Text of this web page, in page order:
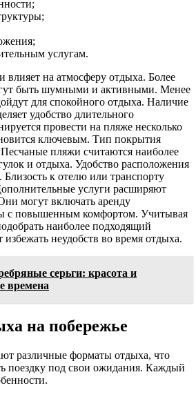
услугам.
влияет на атмосферу отдыха. Более
быть шумными и активными. Менее
для спокойного отдыха. Наличие
удобство длительного
провести на пляже несколько
ключевым. Тип покрытия
пляжи считаются наиболее
и отдыха. Удобство расположения
Близость к отелю или транспорту
услуги расширяют
могут включать аренду
с повышенным комфортом. Учитывая
наиболее подходящий
избежать неудобств во время отдыха.
серьги: красота и
времена
на побережье
различные форматы отдыха, что
поездку под свои ожидания. Каждый